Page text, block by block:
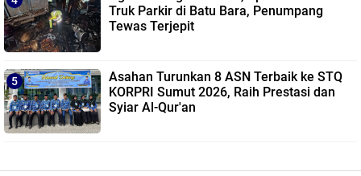
Truk Parkir di Batu Bara, Penumpang
Tewas Terjepit
Asahan Turunkan 8 ASN Terbaik ke STQ
KORPRI Sumut 2026, Raih Prestasi dan
Syiar Al-Qur'an